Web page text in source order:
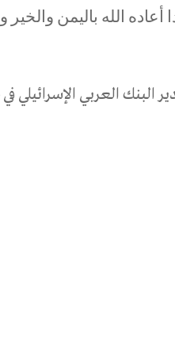
الله باليمن
البنك العربي الإسرائيلي